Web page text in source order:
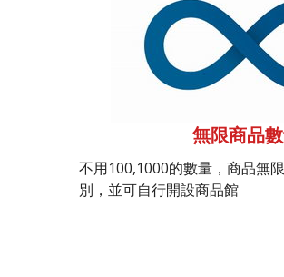
無限商品
不用100,1000的數量，商品無
別，並可自行開設商品館